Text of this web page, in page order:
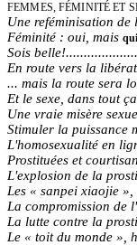
FEMMES,
Une reféminisation de
Féminité : oui, mais
Sois
En route vers la
... mais la route sera
Et le sexe, dans tout
Une vraie misère
Stimuler la puissance
L'homosexualité en
Prostituées et
L'explosion de
Les « sanpei xiaojie
La compromission
La lutte contre la
Le « toit du monde